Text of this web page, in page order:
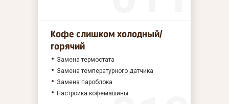
Кофе слишком холодный/
горячий
Замена термостата
Замена температурного датчика
Замена пароблока
Настройка кофемашины